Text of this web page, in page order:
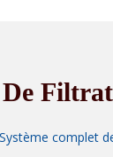
Système complet